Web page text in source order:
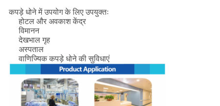
कपड़े धोने में उपयोग के लिए उपयुक्तः
होटल और अवकाश केंद्र
विमानन
देखभाल गृह
अस्पताल
वाणिज्यिक कपड़े धोने की सुविधाएं